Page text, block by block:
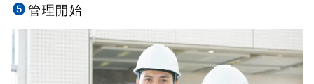
管理開始